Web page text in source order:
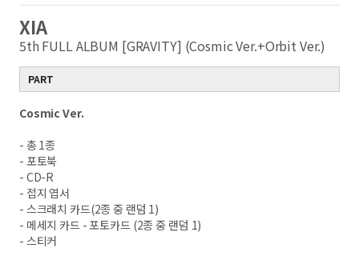
XIA
5th FULL ALBUM [GRAVITY] (Cosmic Ver.+Orbit Ver.)
PART
Cosmic Ver.
- 총 1종
- 포토북
- CD-R
- 접지 엽서
- 스크래치 카드(2종 중 랜덤 1)
- 메세지 카드 - 포토카드 (2종 중 랜덤 1)
- 스티커